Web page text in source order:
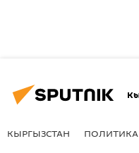
КЫРГЫЗСТАН ПОЛИТИКА